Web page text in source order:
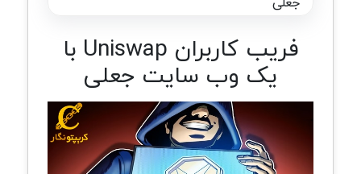
فریب کاربران Uniswap با
یک وب سایت جعلی